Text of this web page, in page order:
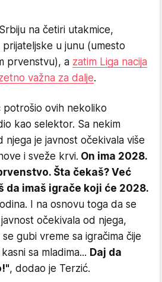
na četiri utakmice,
u junu (umesto
prvenstvu), a zatim Liga nacija
važna za dalje.
potrošio ovih nekoliko
kao selektor. Sa nekim
njega je javnost očekivala više
i sveže krvi. On ima 2028.
Šta čekaš? Već
da imaš igrače koji će 2028.
I na osnovu toga da se
očekivala od njega,
gubi vreme sa igračima čije
sa mladima... Daj da
, dodao je Terzić.